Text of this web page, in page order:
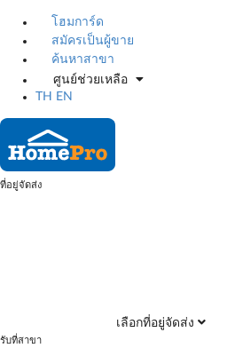
โฮมการ์ด
สมัครเป็นผู้ขาย
ค้นหาสาขา
ศูนย์ช่วยเหลือ
TH
EN
ที่อยู่จัดส่ง
เลือกที่อยู่จัดส่ง
รับที่สาขา